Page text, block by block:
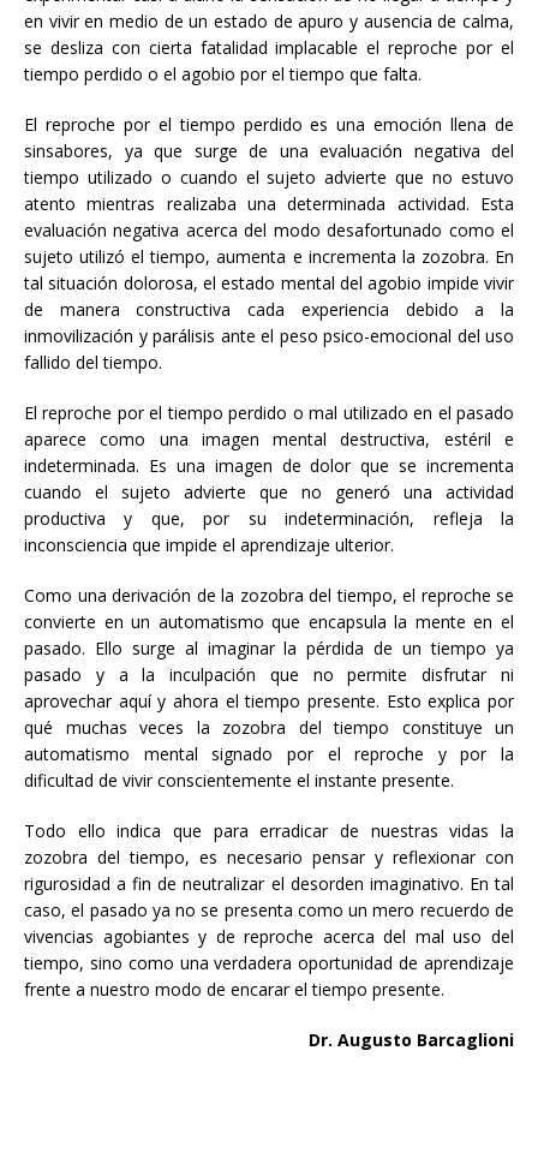
en vivir en medio de un estado de apuro y ausencia de calma,
se desliza con cierta fatalidad implacable el reproche por el
tiempo perdido o el agobio por el tiempo que falta.
El reproche por el tiempo perdido es una emoción llena de
sinsabores, ya que surge de una evaluación negativa del
tiempo utilizado o cuando el sujeto advierte que no estuvo
atento mientras realizaba una determinada actividad. Esta
evaluación negativa acerca del modo desafortunado como el
sujeto utilizó el tiempo, aumenta e incrementa la zozobra. En
tal situación dolorosa, el estado mental del agobio impide vivir
de manera constructiva cada experiencia debido a la
inmovilización y parálisis ante el peso psico-emocional del uso
fallido del tiempo.
El reproche por el tiempo perdido o mal utilizado en el pasado
aparece como una imagen mental destructiva, estéril e
indeterminada. Es una imagen de dolor que se incrementa
cuando el sujeto advierte que no generó una actividad
productiva y que, por su indeterminación, refleja la
inconsciencia que impide el aprendizaje ulterior.
Como una derivación de la zozobra del tiempo, el reproche se
convierte en un automatismo que encapsula la mente en el
pasado. Ello surge al imaginar la pérdida de un tiempo ya
pasado y a la inculpación que no permite disfrutar ni
aprovechar aquí y ahora el tiempo presente. Esto explica por
qué muchas veces la zozobra del tiempo constituye un
automatismo mental signado por el reproche y por la
dificultad de vivir conscientemente el instante presente.
Todo ello indica que para erradicar de nuestras vidas la
zozobra del tiempo, es necesario pensar y reflexionar con
rigurosidad a fin de neutralizar el desorden imaginativo. En tal
caso, el pasado ya no se presenta como un mero recuerdo de
vivencias agobiantes y de reproche acerca del mal uso del
tiempo, sino como una verdadera oportunidad de aprendizaje
frente a nuestro modo de encarar el tiempo presente.
Dr. Augusto Barcaglioni